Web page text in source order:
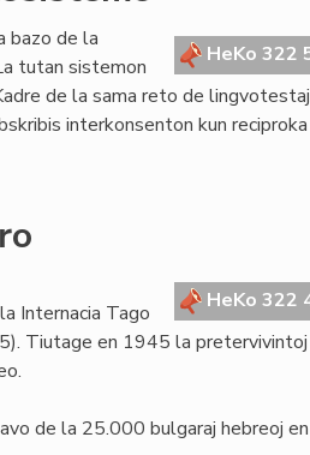
HeKo 322
bazo de la
tutan sistemon
de la sama reto de
interkonsenton kun
HeKo 322
Internacia Tago
Tiutage en 1945 la pretervivintoj
de la 25.000 bulgaraj hebreoj